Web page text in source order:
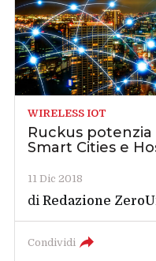
WIRELESS IOT
Ruckus potenzia
Smart Cities e
11 Dic 2018
diRedazione
Condividi